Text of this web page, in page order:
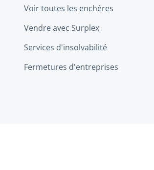
Voir toutes les enchères
Vendre avec Surplex
Services d'insolvabilité
Fermetures d'entreprises